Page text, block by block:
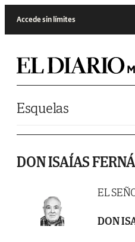
Accede sin límites
Esquelas
DON ISAÍAS
EL
DON